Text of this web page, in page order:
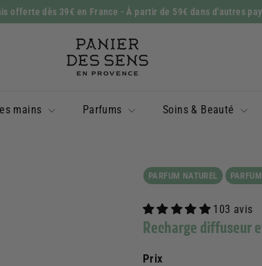
Diaporama
Pause
offerte dès 39€ en France - À partir de 59€ dans d'autres
P
a
n
e
mains Parfums Soins & Beauté
PARFUM NATUREL
103 avis
Recharge diffuseur
Prix